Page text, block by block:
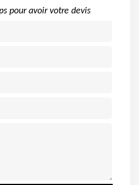
pour avoir votre devis